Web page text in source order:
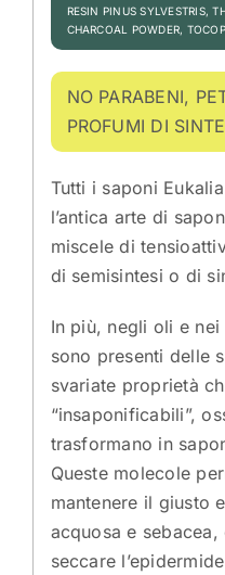
RESIN PINUS SYLVESTRIS,
CHARCOAL POWDER,
NO PARABENI,
PROFUMI DI
Tutti i saponi
l’antica arte di
miscele di
di semisintesi o di
In più, negli oli e
sono presenti delle
svariate proprietà
“insaponificabili”,
trasformano in
Queste molecole
mantenere il giusto
acquosa e
seccare